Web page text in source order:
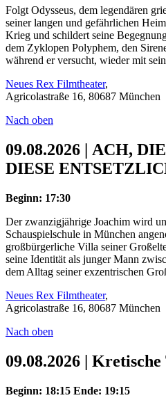
Folgt Odysseus, dem legendären
seiner langen und gefährlichen
Krieg und schildert seine
dem Zyklopen Polyphem, den
während er versucht, wieder mit
Neues Rex Filmtheater,
Agricolastraße 16, 80687 München
Nach oben
09.08.2026 | ACH,
DIESE
Beginn: 17:30
Der zwanzigjährige Joachim wird
Schauspielschule in München
großbürgerliche Villa seiner
seine Identität als junger Mann
dem Alltag seiner exzentrischen
Neues Rex Filmtheater,
Agricolastraße 16, 80687 München
Nach oben
09.08.2026 | Kretische
Beginn: 18:15 Ende: 19:15